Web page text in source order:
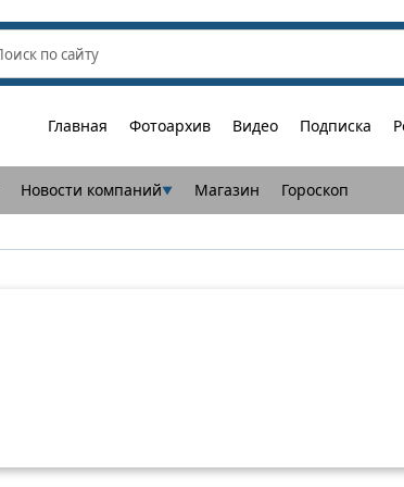
Главная Фотоархив Видео Подписка
Новости компаний▼ Магазин Гороскоп